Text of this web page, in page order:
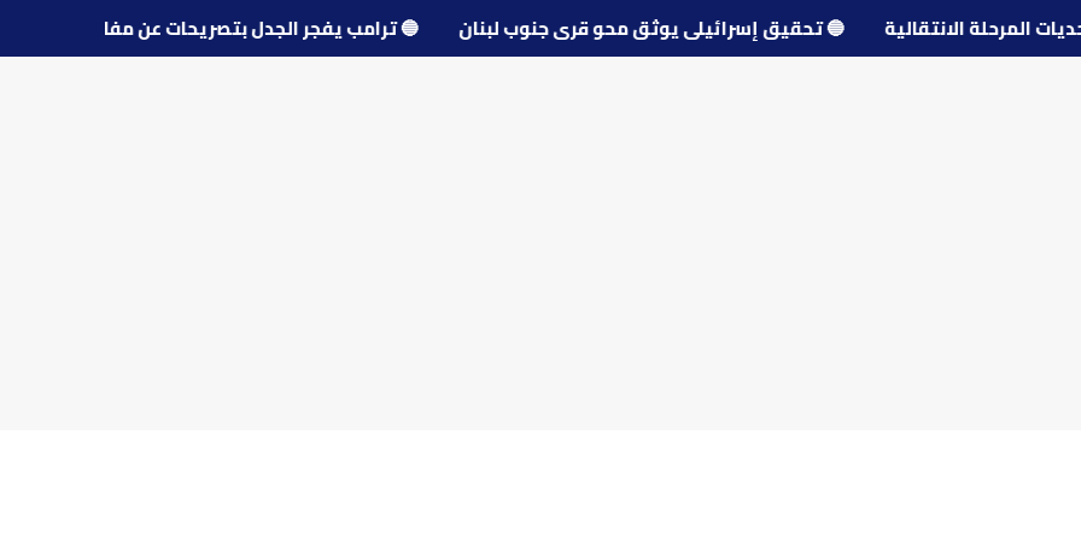
المرحلة الانتقالية 🔵تحقيق إسرائيلي يوثق محو قرى جنوب لبنان 🔵ترامب يفجر الجدل بتصريحات عن مفاوضات